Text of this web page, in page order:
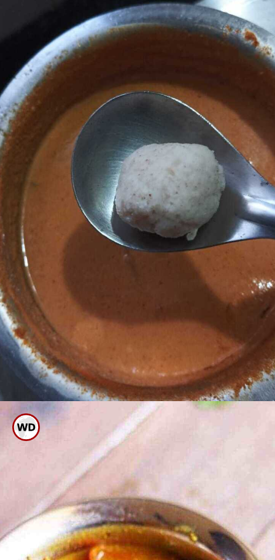
ಐದು ನಿಮಿಷ ಕುದಿಸಿದ ಬಳಿಕ ಗೋಧಿ
ಹಿಟ್ಟಿನ ಉಂಡೆಗಳನ್ನು ತೆಗೆಯಿರಿ